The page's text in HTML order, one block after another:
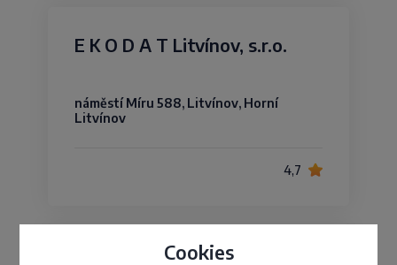
Cookies
E K O D A T Litvínov, s.r.o.
náměstí Míru 588, Litvínov, Horní
Litvínov
4,7